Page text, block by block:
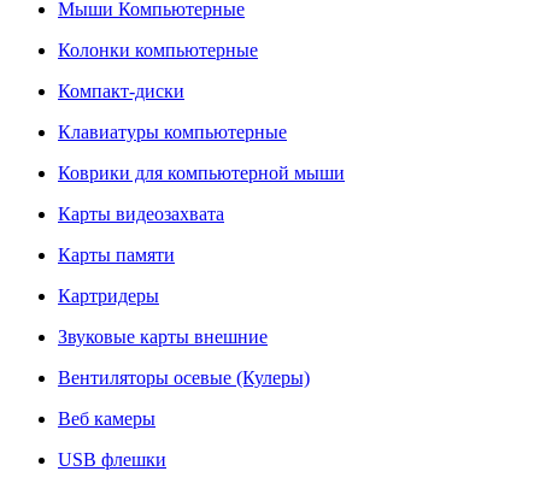
Мыши Компьютерные
Колонки компьютерные
Компакт-диски
Клавиатуры компьютерные
Коврики для компьютерной мыши
Карты видеозахвата
Карты памяти
Картридеры
Звуковые карты внешние
Вентиляторы осевые (Кулеры)
Веб камеры
USB флешки